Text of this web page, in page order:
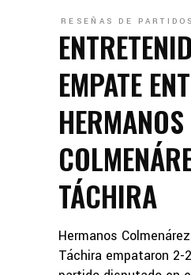
RESEÑAS DE PARTIDOS
EMPATE
HERMANOS
TÁCHIRA
Hermanos
Táchira empataron 2-